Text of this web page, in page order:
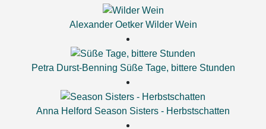
Alexander Oetker Wilder Wein
Petra Durst-Benning Süße Tage, bittere Stunden
Anna Helford Season Sisters - Herbstschatten